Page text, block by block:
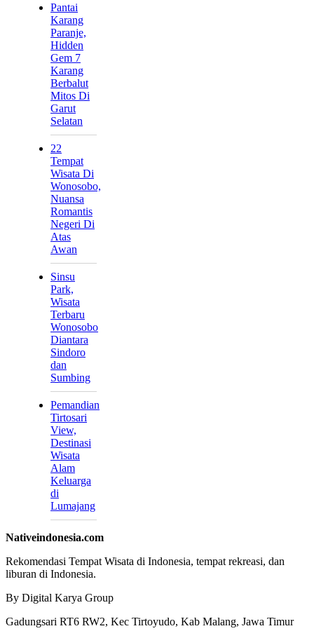
Pantai
Karang
Paranje,
Hidden
Gem 7
Karang
Berbalut
Mitos Di
Garut
Selatan
22
Tempat
Wisata Di
Wonosobo,
Nuansa
Romantis
Negeri Di
Atas
Awan
Sinsu
Park,
Wisata
Terbaru
Wonosobo
Diantara
Sindoro
dan
Sumbing
Pemandian
Tirtosari
View,
Destinasi
Wisata
Alam
Keluarga
di
Lumajang
Nativeindonesia.com
Rekomendasi Tempat Wisata di Indonesia, tempat rekreasi, dan
liburan di Indonesia.
By Digital Karya Group
Gadungsari RT6 RW2, Kec Tirtoyudo, Kab Malang, Jawa Timur